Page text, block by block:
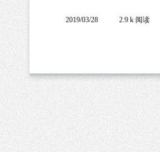
2019/03/28 2.9 k 阅读